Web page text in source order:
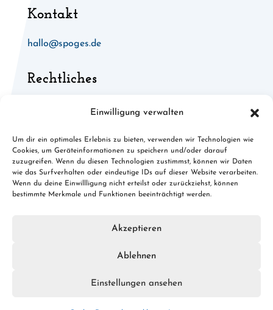
Einwilligung verwalten
Um dir ein optimales Erlebnis zu bieten, verwenden wir Technologien wie
Cookies, um Geräteinformationen zu speichern und/oder darauf
zuzugreifen. Wenn du diesen Technologien zustimmst, können wir Daten
wie das Surfverhalten oder eindeutige IDs auf dieser Website verarbeiten.
Wenn du deine Einwillligung nicht erteilst oder zurückziehst, können
bestimmte Merkmale und Funktionen beeinträchtigt werden.
Akzeptieren
Ablehnen
Einstellungen ansehen
Kontakt
hallo@spoges.de
Rechtliches
Allgemeine Geschäftsbedingungen
Cookies
Datenschutz
© 2026 spoges.de · Konzept, Design & Umsetzung: